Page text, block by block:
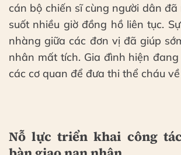
cán bộ chiến sĩ cùng người dân đã
suốt nhiều giờ đồng hồ liên tục.
nhàng giữa các đơn vị đã giúp
nhân mất tích. Gia đình hiện
các cơ quan để đưa thi thể cháu
Nỗ lực triển khai công